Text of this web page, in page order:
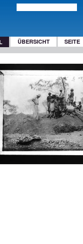
ÜBERSICHT SEITE